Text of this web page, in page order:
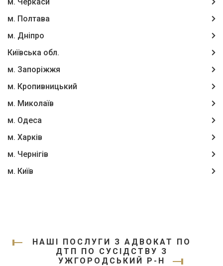
м. Полтава
м. Дніпро
Київська обл.
м. Запоріжжя
м. Кропивницький
м. Миколаїв
м. Одеса
м. Харків
м. Чернігів
м. Київ
НАШІ ПОСЛУГИ З АДВОКАТ ПО
ДТП ПО СУСІДСТВУ З
УЖГОРОДСЬКИЙ Р-Н